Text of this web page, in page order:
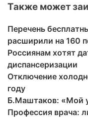
Также может
Перечень
расширили на 160
Россиянам хотят
диспансеризации
Отключение
году
Б.Маштаков: «Мой
Профессия врача: